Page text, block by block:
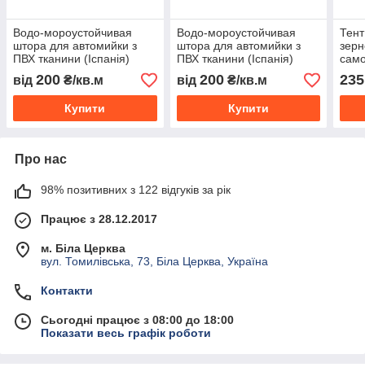
Водо-мороустойчивая
штора для автомийки з
ПВХ тканини (Іспанія)
від 200 ₴/кв.м
Купити
Водо-мороустойчивая
штора для автомийки з
ПВХ тканини (Іспанія)
від 200₴/кв.м
Купити
235
Про нас
98% позитивних з 122 відгуків за рік
Працює з 28.12.2017
м. Біла Церква
вул. Томилівська, 73, Біла Церква, Україна
Контакти
Сьогодні працює з 08:00 до 18:00
Показати весь графік роботи